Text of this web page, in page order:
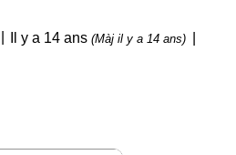
Il y a 14 ans(Màj il y a 14 ans)